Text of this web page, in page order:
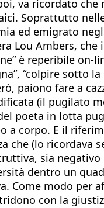
va ricordato
Soprattutto
ed emigrato
Lou Ambers,
è reperibile on-
“colpire
paiono fare a
(il pugilato
poeta in lotta
corpo. E il
che (lo
sia
dentro un
Come modo per
con la